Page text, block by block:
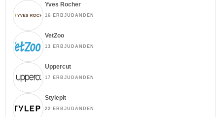
Yves Rocher
16 ERBJUDANDEN
VetZoo
13 ERBJUDANDEN
Uppercut
17 ERBJUDANDEN
Stylepit
22 ERBJUDANDEN